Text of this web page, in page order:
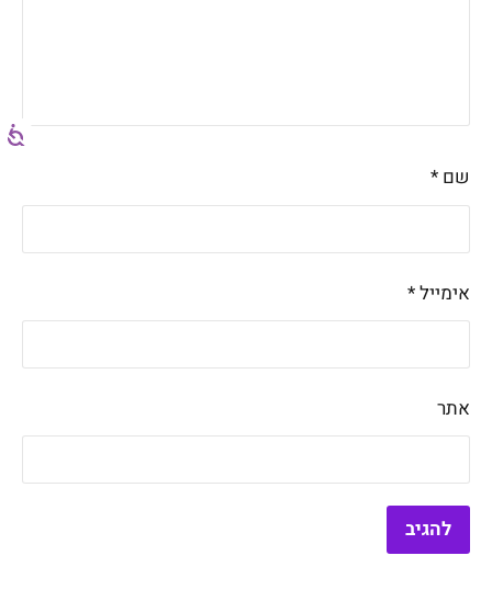
שם *
אימייל*
אתר